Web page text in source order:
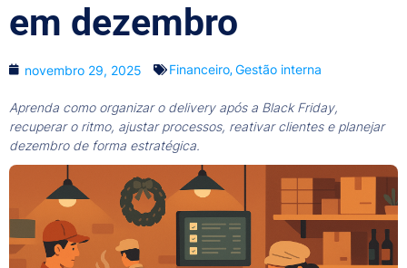
em dezembro
novembro 29, 2025 Financeiro,Gestão interna
Aprenda como organizar o delivery após a Black Friday,
recuperar o ritmo, ajustar processos, reativar clientes e planejar
dezembro de forma estratégica.